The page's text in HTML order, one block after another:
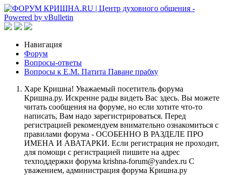
Навигация
Форум
Вопросы-ответы
Вопросы к Е.М. Патита Паване прабху
Харе Кришна! Уважаемый посетитель форума
Кришна.ру. Искренне рады видеть Вас здесь. Вы можете
читать сообщения на форуме, но если хотите что-то
написать, Вам надо зарегистрироваться. Перед
регистрацией рекомендуем внимательно ознакомиться с
правилами форума - ОСОБЕННО В РАЗДЕЛЕ ПРО
ИМЕНА И АВАТАРКИ. Если регистрация не проходит,
для помощи с регистрацией пишите на адрес
техподдержки форума krishna-forum@yandex.ru С
уважением, администрация форума Кришна.ру